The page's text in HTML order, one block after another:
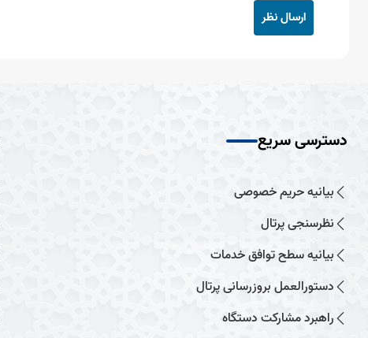
ارسال نظر
دسترسی سریع
بیانیه حریم خصوصی
نظرسنجی پرتال
بیانیه سطح توافق خدمات
دستورالعمل بروزرسانی پرتال
راهبرد مشارکت دستگاه